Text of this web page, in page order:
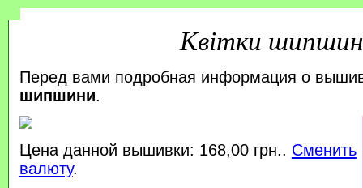
Квітки
Перед вами подробная информация о
шипшини.
Цена данной вышивки: 168,00 грн.. Сменить
валюту.